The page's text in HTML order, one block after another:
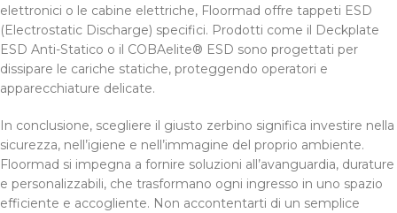
elettronici o le cabine elettriche, Floormad offre tappeti ESD
(Electrostatic Discharge) specifici. Prodotti come il Deckplate
ESD Anti-Statico o il COBAelite® ESD sono progettati per
dissipare le cariche statiche, proteggendo operatori e
apparecchiature delicate.
In conclusione, scegliere il giusto zerbino significa investire nella
sicurezza, nell’igiene e nell’immagine del proprio ambiente.
Floormad si impegna a fornire soluzioni all’avanguardia, durature
e personalizzabili, che trasformano ogni ingresso in uno spazio
efficiente e accogliente. Non accontentarti di un semplice